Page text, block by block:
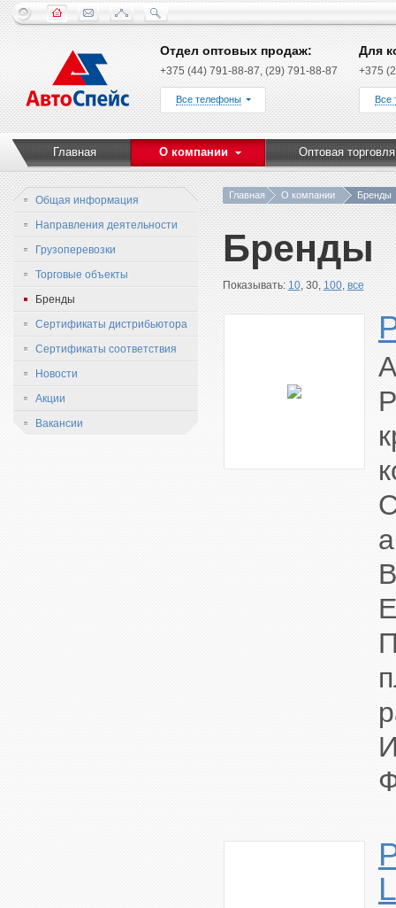
Отдел оптовых продаж:
+375 (44) 791-88-87, (29) 791-88-87
Все телефоны
Для
+375
Все
Главная О компании Оптовая торговля
Общая информация
Направления деятельности
Грузоперевозки
Торговые объекты
Бренды
Сертификаты дистрибьютора
Сертификаты соответствия
Новости
Акции
Вакансии
Главная О компании Бренды
Бренды
Показывать:10, 30,100,все